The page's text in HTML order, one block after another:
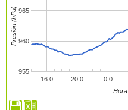
16:0 20:0 0:0
955
960
965
Hora
Presión (hPa)